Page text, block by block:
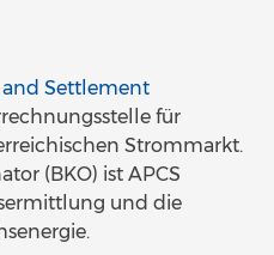
and Settlement
für
Strommarkt.
(BKO) ist APCS
und die